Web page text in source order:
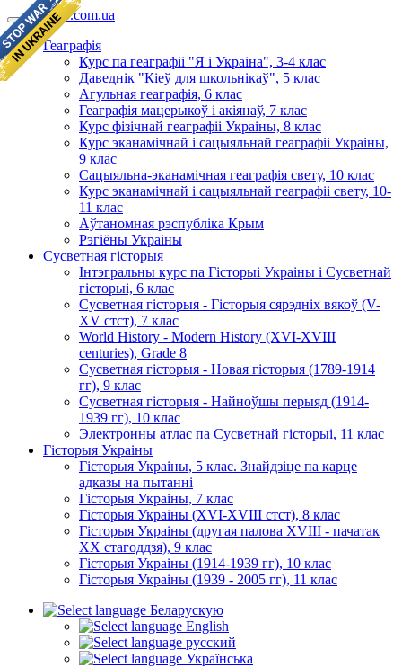
geomap.com.ua
Геаграфія
Курс па геаграфіі "Я і Украіна", 3-4 клас
Даведнік "Кіеў для школьнікаў", 5 клас
Агульная геаграфія, 6 клас
Геаграфія мацерыкоў і акіянаў, 7 клас
Курс фізічнай геаграфіі Украіны, 8 клас
Курс эканамічнай і сацыяльнай геаграфіі Украіны,
9 клас
Сацыяльна-эканамічная геаграфія свету, 10 клас
Курс эканамічнай і сацыяльнай геаграфіі свету, 10-
11 клас
Аўтаномная рэспубліка Крым
Рэгіёны Украіны
Сусветная гісторыя
Інтэгральны курс па Гісторыі Украіны і Сусветнай
гісторыі, 6 клас
Сусветная гісторыя - Гісторыя сярэдніх вякоў (V-
XV стст), 7 клас
World History - Modern History (XVI-XVIII
centuries), Grade 8
Сусветная гісторыя - Новая гісторыя (1789-1914
гг), 9 клас
Сусветная гісторыя - Найноўшы перыяд (1914-
1939 гг), 10 клас
Электронны атлас па Сусветнай гісторыі, 11 клас
Гісторыя Украіны
Гісторыя Украіны, 5 клас. Знайдзіце па карце
адказы на пытанні
Гісторыя Украіны, 7 клас
Гісторыя Украіны (XVI-XVIII стст), 8 клас
Гісторыя Украіны (другая палова XVIII - пачатак
XX стагоддзя), 9 клас
Гісторыя Украіны (1914-1939 гг), 10 клас
Гісторыя Украіны (1939 - 2005 гг), 11 клас
Беларускую
English
русский
Українська